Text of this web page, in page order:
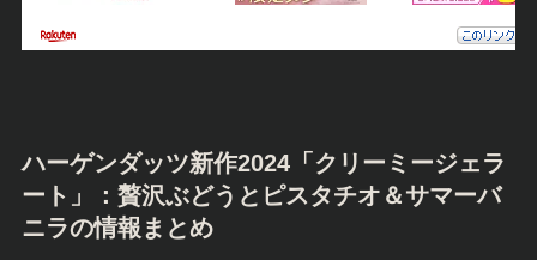
ハーゲンダッツ新作2024「クリーミージェラ
ート」：贅沢ぶどうとピスタチオ＆サマーバ
ニラの情報まとめ